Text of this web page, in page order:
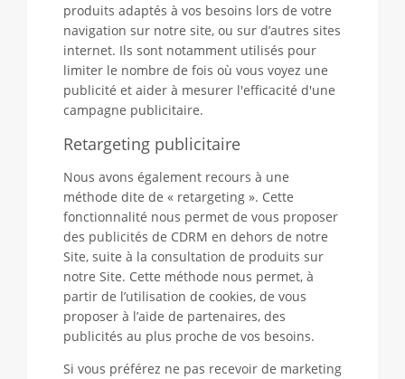
produits adaptés à vos besoins lors de votre
navigation sur notre site, ou sur d’autres sites
internet. Ils sont notamment utilisés pour
limiter le nombre de fois où vous voyez une
publicité et aider à mesurer l'efficacité d'une
campagne publicitaire.
Retargeting publicitaire
Nous avons également recours à une
méthode dite de « retargeting ». Cette
fonctionnalité nous permet de vous proposer
des publicités de CDRM en dehors de notre
Site, suite à la consultation de produits sur
notre Site. Cette méthode nous permet, à
partir de l’utilisation de cookies, de vous
proposer à l’aide de partenaires, des
publicités au plus proche de vos besoins.
Si vous préférez ne pas recevoir de marketing